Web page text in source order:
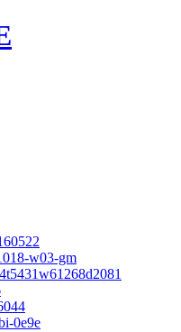
w03-gm
0e9e